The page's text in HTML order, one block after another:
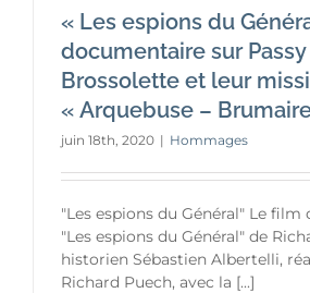
« Les espions du
documentaire sur
Brossolette et leur
« Arquebuse –
juin 18th, 2020 | Hommages
"Les espions du Général" Le
"Les espions du Général" de
historien Sébastien Albertelli,
Richard Puech, avec la [...]